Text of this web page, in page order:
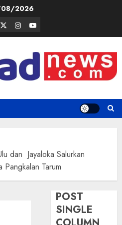
2026
TwitterInstagram
Youtube
dan Jayaloka Salurkan
Tarum
POST
SINGLE